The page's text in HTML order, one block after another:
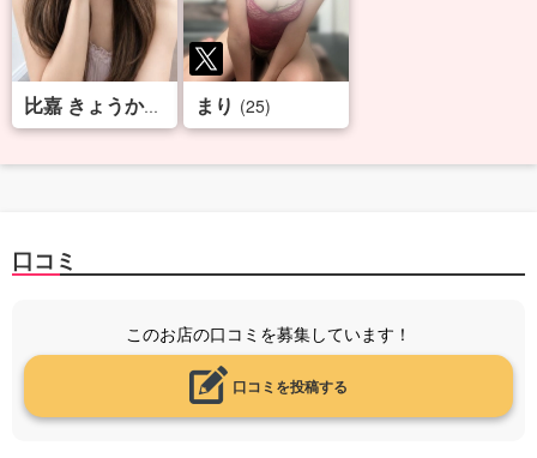
比嘉 きょうか(34) まり (25)
口コミ
このお店の口コミを募集しています！
口コミを投稿する